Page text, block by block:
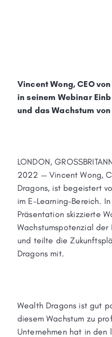
Vincent Wong, CEO
in seinem Webinar
und das Wachstum
LONDON,
2022 — Vincent Wong,
Dragons, ist begeistert
im E-Learning-Bereich.
Präsentation skizzierte
Wachstumspotenzial der
und teilte die
Dragons mit.
Wealth Dragons ist gut
diesem Wachstum zu
Unternehmen hat in den